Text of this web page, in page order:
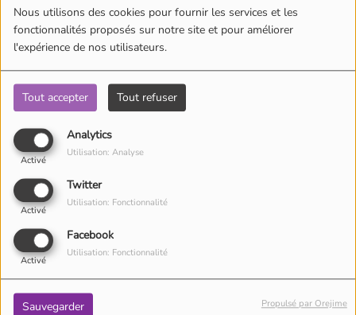
Nous utilisons des cookies pour fournir les services et les
fonctionnalités proposés sur notre site et pour améliorer
l'expérience de nos utilisateurs.
Tout accepter Tout refuser
Analytics
Activé
Utilisation: Analyse
Twitter
Activé
Utilisation: Fonctionnalité
Facebook
Activé
Utilisation: Fonctionnalité
Sauvegarder Propulsé par Orejime
Pitchoun Rédac
Qui sommes-nous ?
Contact
Musique et danse pour enfants par Pitchoun Médias : Vos médias
pour les enfantset la famille!